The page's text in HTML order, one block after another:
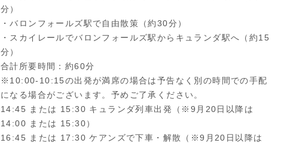
分）
・バロンフォールズ駅で自由散策（約30分）
・スカイレールでバロンフォールズ駅からキュランダ駅へ（約15
分）
合計所要時間：約60分
※10:00-10:15の出発が満席の場合は予告なく別の時間での手配
になる場合がございます。予めご了承ください。
14:45 または 15:30 キュランダ列車出発（※9月20日以降は
14:00 または 15:30）
16:45 または 17:30 ケアンズで下車・解散（※9月20日以降は